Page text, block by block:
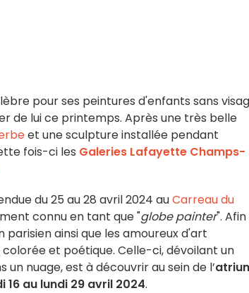
pour ses peintures d'enfants sans
de lui ce printemps. Après une très belle
et une sculpture installée pendant
fois-ci les Galeries Lafayette Champs-
du 25 au 28 avril 2024 auCarreau du
connu en tant que "globe painter".
ainsi que les amoureux d'art
colorée et poétique. Celle-ci, dévoilant un
nuage, est à découvrir au sein de l’
16 au lundi 29 avril 2024.